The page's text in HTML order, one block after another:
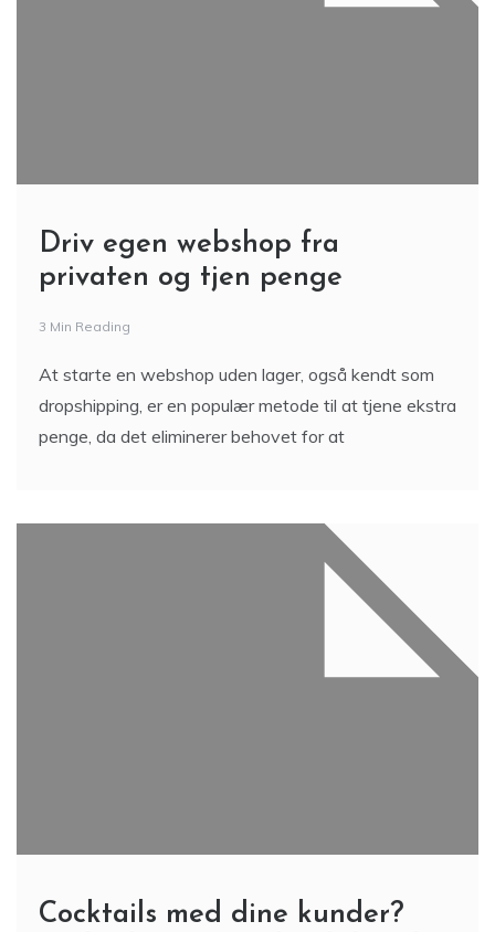
Driv egen webshop fra
privaten og tjen penge
3 Min Reading
At starte en webshop uden lager, også kendt som
dropshipping, er en populær metode til at tjene ekstra
penge, da det eliminerer behovet for at
Cocktails med dine kunder?